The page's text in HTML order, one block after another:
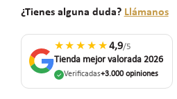
¿Tienes alguna duda? Llámanos
★★★★★4,9/5
Tienda mejor valorada 2026
Verificadas+3.000 opiniones